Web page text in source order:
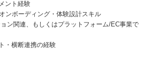
ント経験
ンボーディング・体験設計スキル
ン関連、もしくはプラットフォーム/EC事業で
・横断連携の経験